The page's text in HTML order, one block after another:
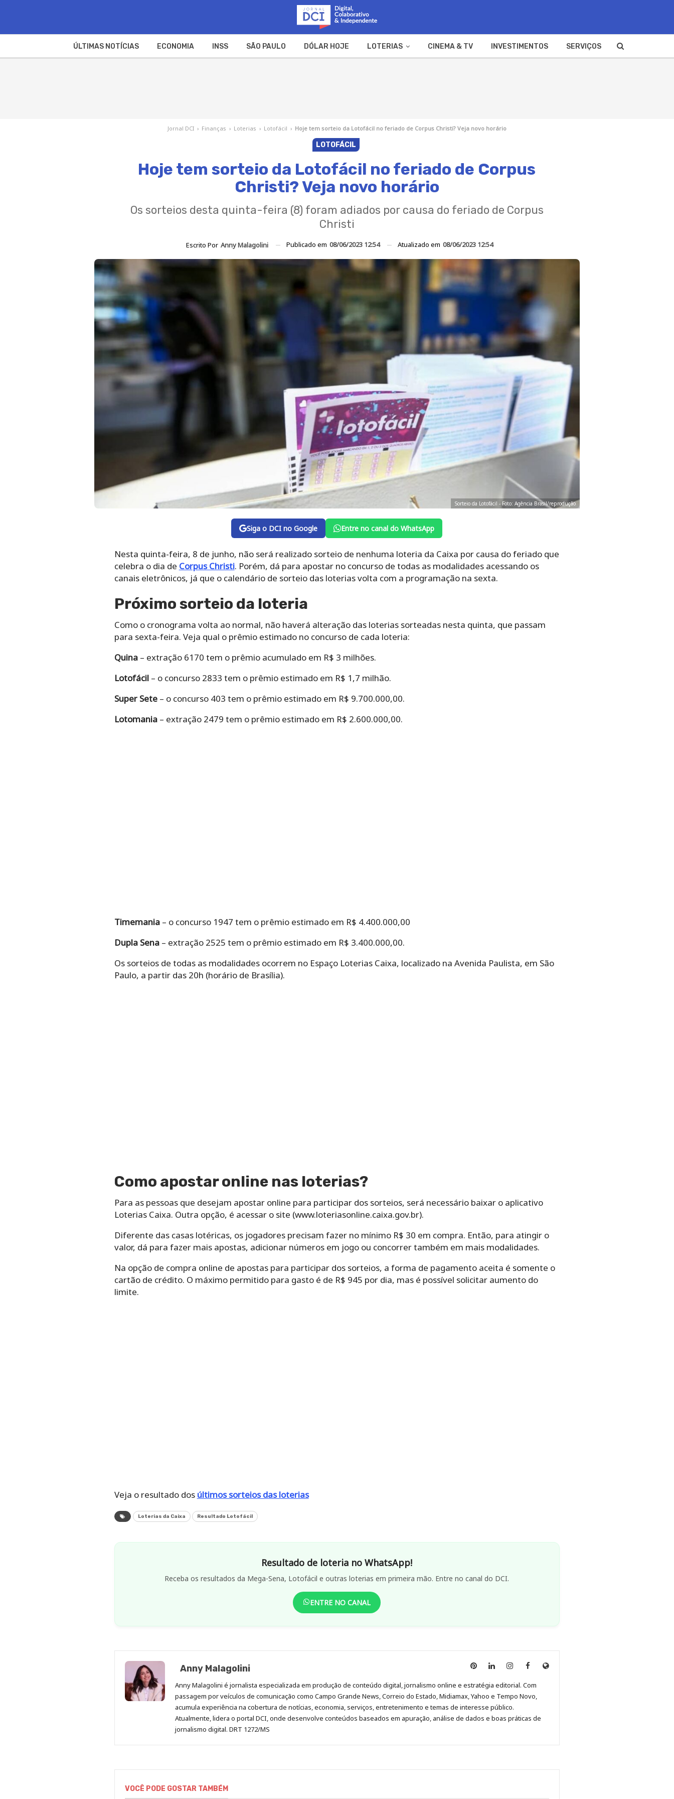
ÚLTIMAS NOTÍCIAS ECONOMIA INSS SÃO PAULO DÓLAR HOJE LOTERIAS CINEMA & TV INVESTIMENTOS SERVIÇOS
Jornal DCI › Finanças › Loterias › Lotofácil › Hoje tem sorteio da Lotofácil no feriado de Corpus Christi? Veja novo horário
LOTOFÁCIL
Hoje tem sorteio da Lotofácil no feriado de Corpus
Christi? Veja novo horário
Os sorteios desta quinta-feira (8) foram adiados por causa do feriado de Corpus
Christi
Escrito Por Anny Malagolini Publicado em 08/06/2023 12:54 Atualizado em 08/06/2023 12:54
Sorteio da Lotofácil - Foto: Agência Brasil/reprodução
Siga o DCI no Google Entre no canal do WhatsApp
Nesta quinta-feira, 8 de junho, não será realizado sorteio de nenhuma loteria da Caixa por causa do feriado que
celebra o dia de Corpus Christi. Porém, dá para apostar no concurso de todas as modalidades acessando os
canais eletrônicos, já que o calendário de sorteio das loterias volta com a programação na sexta.
Próximo sorteio da loteria
Como o cronograma volta ao normal, não haverá alteração das loterias sorteadas nesta quinta, que passam
para sexta-feira. Veja qual o prêmio estimado no concurso de cada loteria:
Quina – extração 6170 tem o prêmio acumulado em R$ 3 milhões.
Lotofácil– o concurso 2833 tem o prêmio estimado em R$ 1,7 milhão.
Super Sete– o concurso 403 tem o prêmio estimado em R$ 9.700.000,00.
Lotomania– extração 2479 tem o prêmio estimado em R$ 2.600.000,00.
Timemania – o concurso 1947 tem o prêmio estimado em R$ 4.400.000,00
Dupla Sena– extração 2525 tem o prêmio estimado em R$ 3.400.000,00.
Os sorteios de todas as modalidades ocorrem no Espaço Loterias Caixa, localizado na Avenida Paulista, em São
Paulo, a partir das 20h (horário de Brasília).
Como apostar online nas loterias?
Para as pessoas que desejam apostar online para participar dos sorteios, será necessário baixar o aplicativo
Loterias Caixa. Outra opção, é acessar o site (www.loteriasonline.caixa.gov.br).
Diferente das casas lotéricas, os jogadores precisam fazer no mínimo R$ 30 em compra. Então, para atingir o
valor, dá para fazer mais apostas, adicionar números em jogo ou concorrer também em mais modalidades.
Na opção de compra online de apostas para participar dos sorteios, a forma de pagamento aceita é somente o
cartão de crédito. O máximo permitido para gasto é de R$ 945 por dia, mas é possível solicitar aumento do
limite.
Veja o resultado dos últimos sorteios das loterias
Loterias da Caixa Resultado Lotofácil
Resultado de loteria no WhatsApp!
Receba os resultados da Mega-Sena, Lotofácil e outras loterias em primeira mão. Entre no canal do DCI.
ENTRE NO CANAL
Anny Malagolini
Anny
no
Pinterest
Anny
no
LinkedIn
Anny
no
Instagram
Anny
no
Facebook
Site
Anny Malagolini é jornalista especializada em produção de conteúdo digital, jornalismo online e estratégia editorial. Com
passagem por veículos de comunicação como Campo Grande News, Correio do Estado, Midiamax, Yahoo e Tempo Novo,
acumula experiência na cobertura de notícias, economia, serviços, entretenimento e temas de interesse público.
Atualmente, lidera o portal DCI, onde desenvolve conteúdos baseados em apuração, análise de dados e boas práticas de
jornalismo digital. DRT 1272/MS
VOCÊ PODE GOSTAR TAMBÉM